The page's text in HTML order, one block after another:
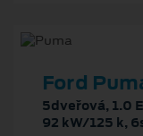
Ford
5dveřová, 1.0
92 kW/125 k,